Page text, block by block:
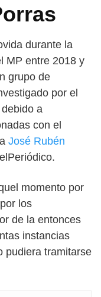
durante la
MP entre 2018 y
grupo de
por el
a
con el
José Rubén
momento por
los
de la entonces
instancias
pudiera tramitarse